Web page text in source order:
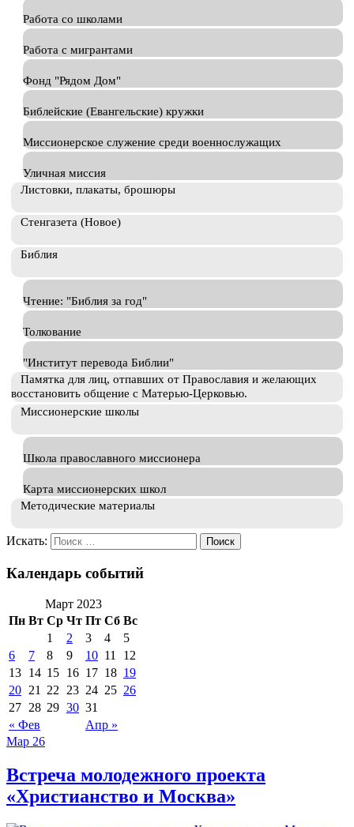
Работа со школами
Работа с мигрантами
Фонд "Рядом Дом"
Библейские (Евангельские) кружки
Миссионерское служение среди военнослужащих
Уличная миссия
Листовки, плакаты, брошюры
Стенгазета (Новое)
Библия
Чтение: "Библия за год"
Толкование
"Институт перевода Библии"
Памятка для лиц, отпавших от Православия и желающих
восстановить общение с Матерью-Церковью.
Миссионерские школы
Школа православного миссионера
Карта миссионерских школ
Методические материалы
Искать:
Календарь событий
Март 2023
Пн Вт Ср Чт Пт Сб Вс
« Фев Апр »
1 2 3 4
5
6
7 8 9 10 11
12
13 14 15 16 17 18 19
20 21 22 23 24 25 26
27 28 29 30 31
Мар 26
Встреча молодежного проекта
«Христианство и Москва»